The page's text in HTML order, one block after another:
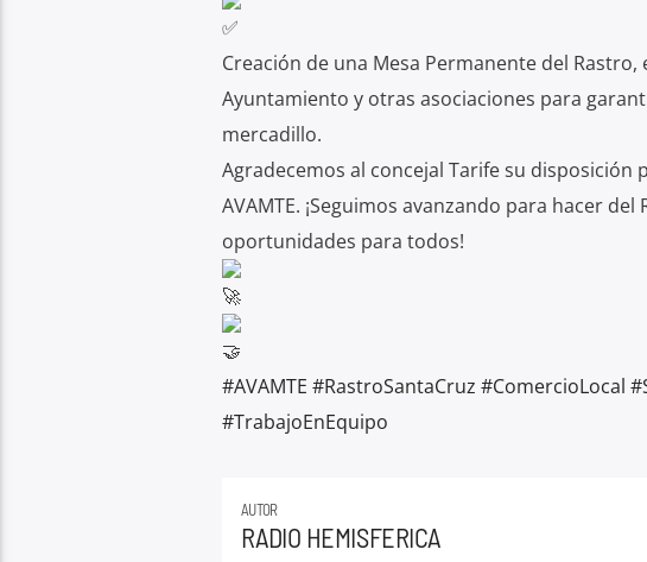
Creación de una Mesa Permanente del
Ayuntamiento y otras asociaciones para
mercadillo.
Agradecemos al concejal Tarife su
AVAMTE. ¡Seguimos avanzando para hacer
oportunidades para todos!
#AVAMTE #RastroSantaCruz #ComercioLocal
#TrabajoEnEquipo
AUTOR
RADIO HEMISFERICA